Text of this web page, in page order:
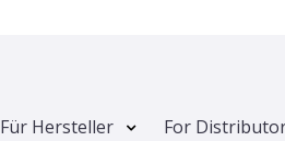
Für Hersteller For